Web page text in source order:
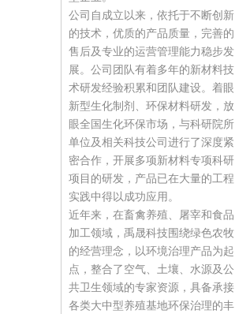
公司自成立以来，依托于不断创新
的技术，优质的产品质量，完善的
售后及专业的运营管理能力稳步发
展。公司团队有着多年的新材料技
术研发经验积累和团队建设。着眼
新型生化制剂、环保材料研发，放
眼全国生化环保市场，与科研院所
单位及相关科技公司进行了深度紧
密合作，开展多项新材料专项科研
项目的研发，产品已在大量的工程
实践中得以成功应用。
近年来，在畜禽养殖、屠宰和食品
加工领域，禹晟科技围绕绿色农牧
的经营理念，以环境治理产品为起
点，整合了空气、土壤、水源及公
共卫生领域的专家资源，具备承接
各类大中型养殖基地环保治理的丰